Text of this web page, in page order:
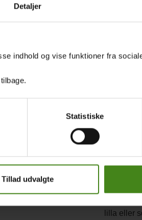
Detaljer
indhold og vise funktioner fra
Statistiske
Tillad udvalgte
For
blandet
Hun
folket
flere
ikke går
Rudys
sin bluse
lilla eller